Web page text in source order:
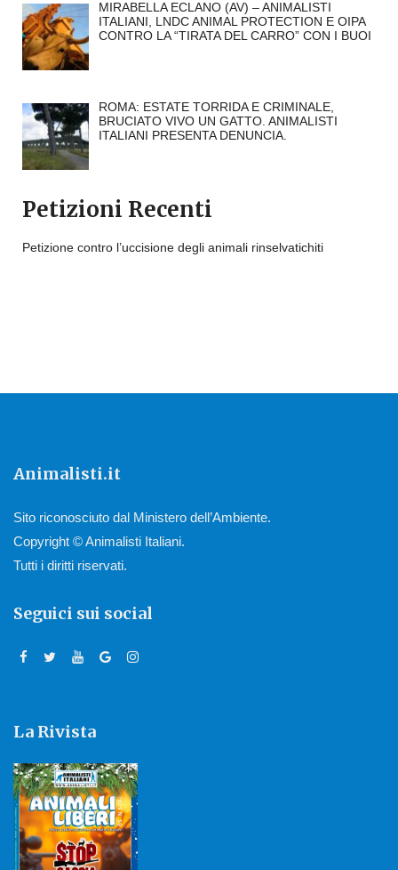
MIRABELLA ECLANO (AV) – ANIMALISTI
ITALIANI, LNDC ANIMAL PROTECTION E OIPA
CONTRO LA “TIRATA DEL CARRO” CON I BUOI
ROMA: ESTATE TORRIDA E CRIMINALE,
BRUCIATO VIVO UN GATTO. ANIMALISTI
ITALIANI PRESENTA DENUNCIA.
Petizioni Recenti
Petizione contro l’uccisione degli animali rinselvatichiti
Animalisti.it
Sito riconosciuto dal Ministero dell’Ambiente.
Copyright © Animalisti Italiani.
Tutti i diritti riservati.
Seguici sui social
La Rivista